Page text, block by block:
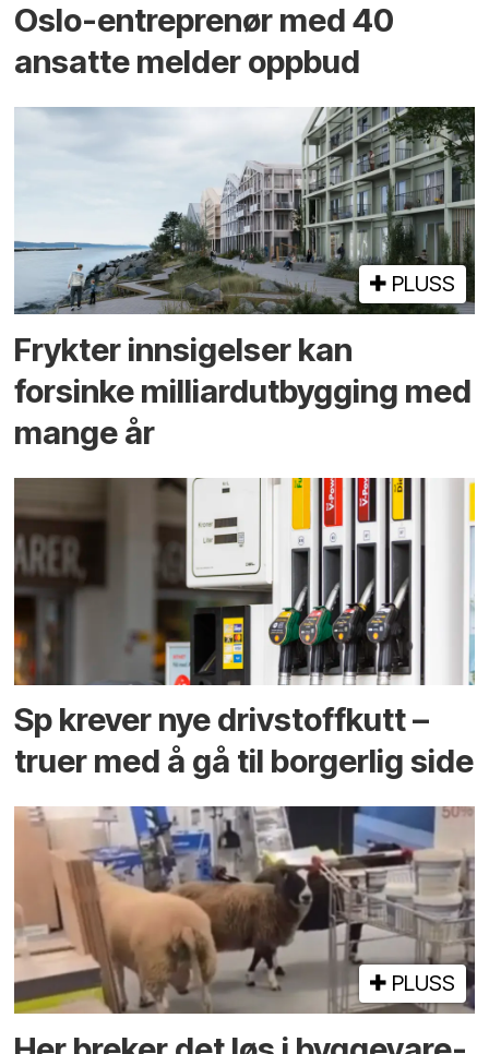
Oslo-entreprenør med 40
ansatte melder oppbud
PLUSS
Frykter innsigelser kan
forsinke milliard­utbygging med
mange år
Sp krever nye drivstoffkutt –
truer med å gå til borgerlig side
PLUSS